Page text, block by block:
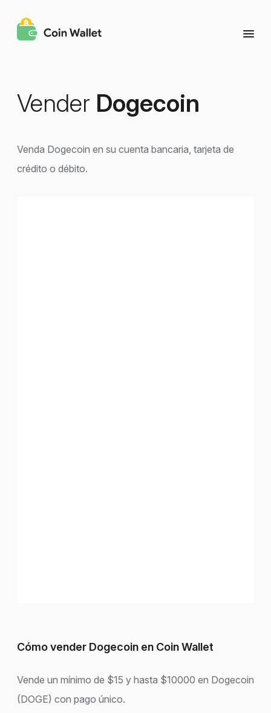
Vender Dogecoin
Venda Dogecoin en su cuenta bancaria, tarjeta de
crédito o débito.
Cómo vender Dogecoin en Coin Wallet
Vende un mínimo de $15 y hasta $10000 en Dogecoin
(DOGE) con pago único.